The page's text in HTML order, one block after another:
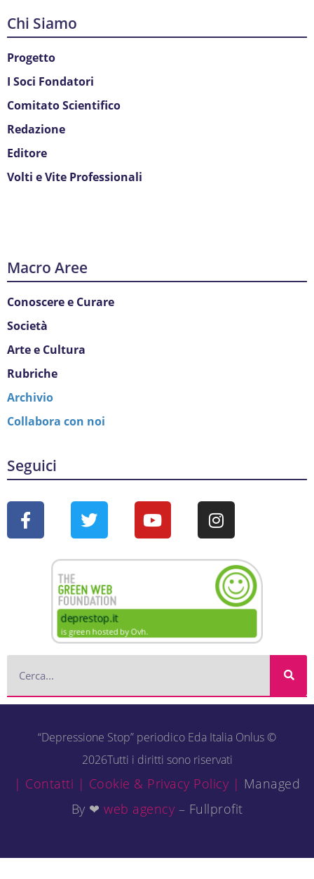
Chi Siamo
Progetto
I Soci Fondatori
Comitato Scientifico
Redazione
Editore
Volti e Vite Professionali
Macro Aree
Conoscere e Curare
Società
Arte e Cultura
Rubriche
Archivio
Collabora con noi
Seguici
“Depressione Stop” periodico Eda Italia Onlus ©
2026Tutti i diritti sono riservati
| Contatti | Cookie & Privacy Policy | Managed
By ❤ web agency – Fullprofit